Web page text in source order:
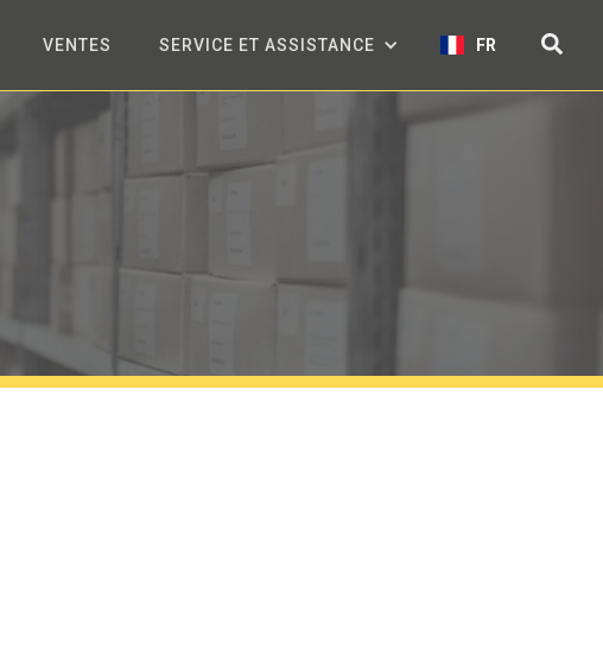
VENTES SERVICE ET ASSISTANCE FR